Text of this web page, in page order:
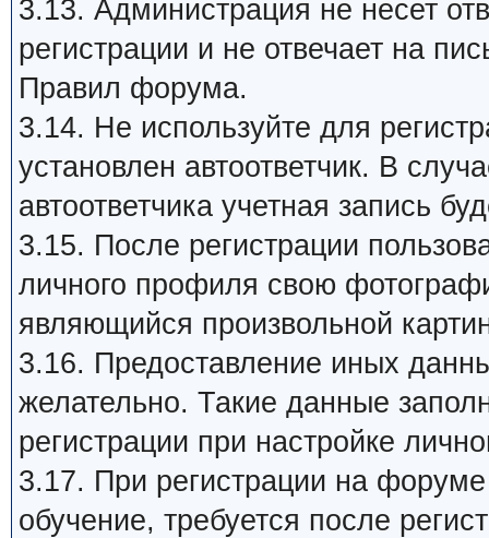
3.13. Администрация не несет
регистрации и не отвечает на
Правил форума.
3.14. Не используйте для
установлен автоответчик. В
автоответчика учетная запись
3.15. После регистрации
личного профиля свою
являющийся произвольной
3.16. Предоставление иных
желательно. Такие данные
регистрации при настройке
3.17. При регистрации на
обучение, требуется после